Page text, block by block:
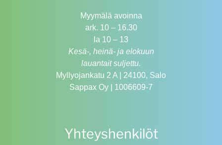
Myymälä avoinna
ark. 10 – 16.30
la 10 – 13
Kesä-, heinä- ja elokuun
lauantait suljettu.
Myllyojankatu 2 A | 24100, Salo
Sappax Oy | 1006609-7
Yhteyshenkilöt